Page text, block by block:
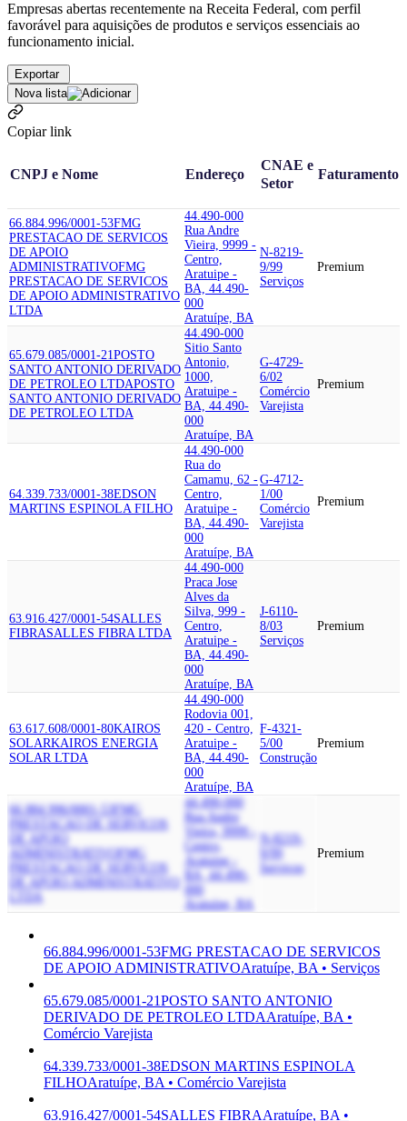
Empresas abertas recentemente na Receita Federal, com perfil
favorável para aquisições de produtos e serviços essenciais ao
funcionamento inicial.
Exportar
Nova lista
Copiar link
CNPJ e Nome Endereço
CNAE e
Setor
Faturamento
66.884.996/0001-53FMG
PRESTACAO DE SERVICOS
DE APOIO
ADMINISTRATIVOFMG
PRESTACAO DE SERVICOS
DE APOIO ADMINISTRATIVO
LTDA
44.490-000
Rua Andre
Vieira, 9999 -
Centro,
Aratuipe -
BA, 44.490-
000
Aratuípe, BA
N-8219-
9/99
Serviços
Premium
65.679.085/0001-21POSTO
SANTO ANTONIO DERIVADO
DE PETROLEO LTDAPOSTO
SANTO ANTONIO DERIVADO
DE PETROLEO LTDA
44.490-000
Sitio Santo
Antonio,
1000,
Aratuipe -
BA, 44.490-
000
Aratuípe, BA
G-4729-
6/02
Comércio
Varejista
Premium
64.339.733/0001-38EDSON
MARTINS ESPINOLA FILHO
44.490-000
Rua do
Camamu, 62 -
Centro,
Aratuipe -
BA, 44.490-
000
Aratuípe, BA
G-4712-
1/00
Comércio
Varejista
Premium
63.916.427/0001-54SALLES
FIBRASALLES FIBRA LTDA
44.490-000
Praca Jose
Alves da
Silva, 999 -
Centro,
Aratuipe -
BA, 44.490-
000
Aratuípe, BA
J-6110-
8/03
Serviços
Premium
63.617.608/0001-80KAIROS
SOLARKAIROS ENERGIA
SOLAR LTDA
44.490-000
Rodovia 001,
420 - Centro,
Aratuipe -
BA, 44.490-
000
Aratuípe, BA
F-4321-
5/00
Construção
Premium
66.884.996/0001-53FMG
PRESTACAO DE SERVICOS
DE APOIO
ADMINISTRATIVOFMG
PRESTACAO DE SERVICOS
DE APOIO ADMINISTRATIVO
44.490-000
Rua Andre
Vieira, 9999 -
Centro,
Aratuipe -
BA, 44.490-
000
Aratuípe, BA
N-8219-
Serviços
Premium
66.884.996/0001-53FMG PRESTACAO DE SERVICOS
DE APOIO ADMINISTRATIVOAratuípe, BA • Serviços
65.679.085/0001-21POSTO SANTO ANTONIO
DERIVADO DE PETROLEO LTDAAratuípe, BA •
Comércio Varejista
64.339.733/0001-38EDSON MARTINS ESPINOLA
FILHOAratuípe, BA • Comércio Varejista
63.916.427/0001-54SALLES FIBRAAratuípe, BA •